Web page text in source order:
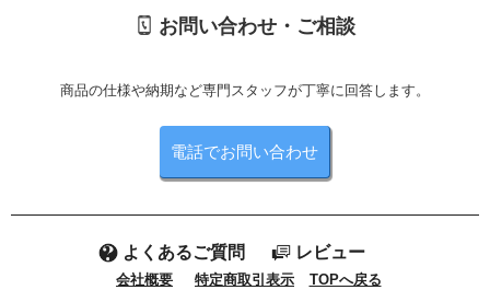
お問い合わせ・ご相談
商品の仕様や納期など専門スタッフが丁寧に回答します。
電話でお問い合わせ
よくあるご質問 レビュー
会社概要 特定商取引表示 TOPへ戻る